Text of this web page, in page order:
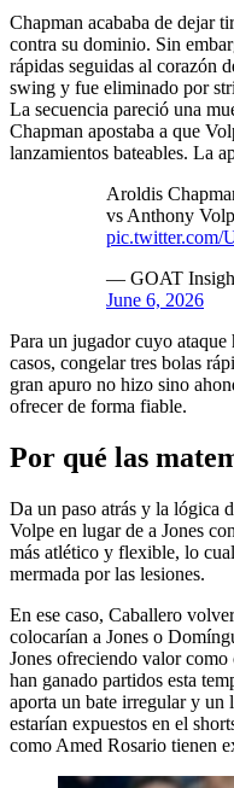
Chapman acababa de dejar
contra su dominio. Sin
rápidas seguidas al corazón
swing y fue eliminado por
La secuencia pareció una
Chapman apostaba a que
lanzamientos bateables. La
Aroldis
vs Anthony
pic.twitter.com/
— GOAT
June 6, 2026
Para un jugador cuyo
casos, congelar tres bolas
gran apuro no hizo sino
ofrecer de forma fiable.
Por qué las
Da un paso atrás y la lógica
Volpe en lugar de a Jones
más atlético y flexible, lo
mermada por las lesiones.
En ese caso, Caballero
colocarían a Jones o
Jones ofreciendo valor
han ganado partidos esta
aporta un bate irregular y un
estarían expuestos en el
como Amed Rosario tienen